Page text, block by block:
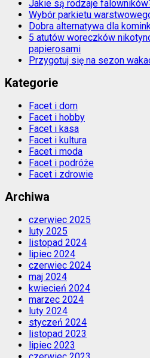
Jakie są rodzaje
Wybór parkietu
Dobra alternatywa dla
5 atutów woreczków
papierosami
Przygotuj się na sezon
Kategorie
Facet i dom
Facet i hobby
Facet i kasa
Facet i kultura
Facet i moda
Facet i podróże
Facet i zdrowie
Archiwa
czerwiec 2025
luty 2025
listopad 2024
lipiec 2024
czerwiec 2024
maj 2024
kwiecień 2024
marzec 2024
luty 2024
styczeń 2024
listopad 2023
lipiec 2023